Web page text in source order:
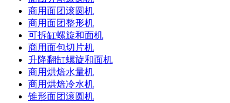
商用面团滚圆机
商用面团整形机
可拆缸螺旋和面机
商用面包切片机
升降翻缸螺旋和面机
商用烘焙水量机
商用烘焙冷水机
锥形面团滚圆机